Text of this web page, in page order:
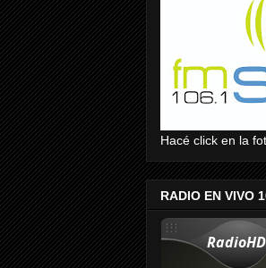
Hacé click en la
RADIO EN VIVO